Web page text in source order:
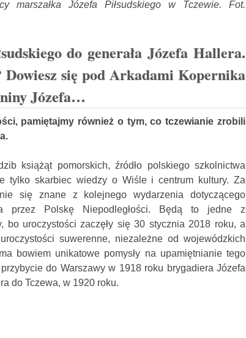
marszałka Józefa Piłsudskiego w Tczewie. Fot.
do generała Józefa Hallera.
Dowiesz się pod Arkadami Kopernika
Józefa…
pamiętajmy również o tym, co tczewianie zrobili
książąt pomorskich, źródło polskiego szkolnictwa
tylko skarbiec wiedzy o Wiśle i centrum kultury. Za
się znane z kolejnego wydarzenia dotyczącego
przez Polskę Niepodległości. Będą to jedne z
bo uroczystości zaczęły się 30 stycznia 2018 roku, a
suwerenne, niezależne od wojewódzkich
bowiem unikatowe pomysły na upamiętnianie tego
do Warszawy w 1918 roku brygadiera Józefa
do Tczewa, w 1920 roku.